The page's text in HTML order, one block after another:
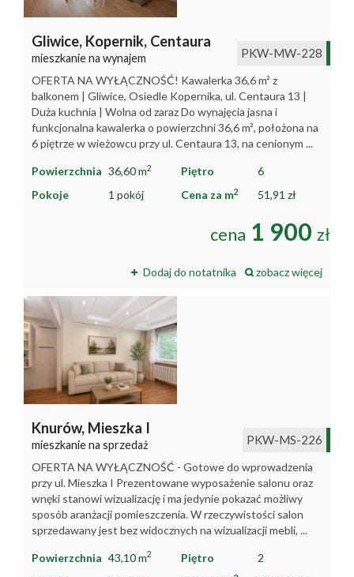
Gliwice, Kopernik, Centaura
mieszkanie na wynajem PKW-MW-228
OFERTA NA WYŁĄCZNOŚĆ! Kawalerka 36,6 m² z
balkonem | Gliwice, Osiedle Kopernika, ul. Centaura 13 |
Duża kuchnia | Wolna od zaraz Do wynajęcia jasna i
funkcjonalna kawalerka o powierzchni 36,6 m², położona na
6 piętrze w wieżowcu przy ul. Centaura 13, na cenionym ...
Powierzchnia 36,60 m2 Piętro
6
Pokoje
1 pokój Cena za m2 51,91 zł
cena 1 900 zł
Dodaj do notatnika zobacz więcej
Knurów, Mieszka I
mieszkanie na sprzedaż PKW-MS-226
OFERTA NA WYŁĄCZNOŚĆ - Gotowe do wprowadzenia
przy ul. Mieszka I Prezentowane wyposażenie salonu oraz
wnęki stanowi wizualizację i ma jedynie pokazać możliwy
sposób aranżacji pomieszczenia. W rzeczywistości salon
sprzedawany jest bez widocznych na wizualizacji mebli, ...
Powierzchnia 43,10 m2 Piętro
2